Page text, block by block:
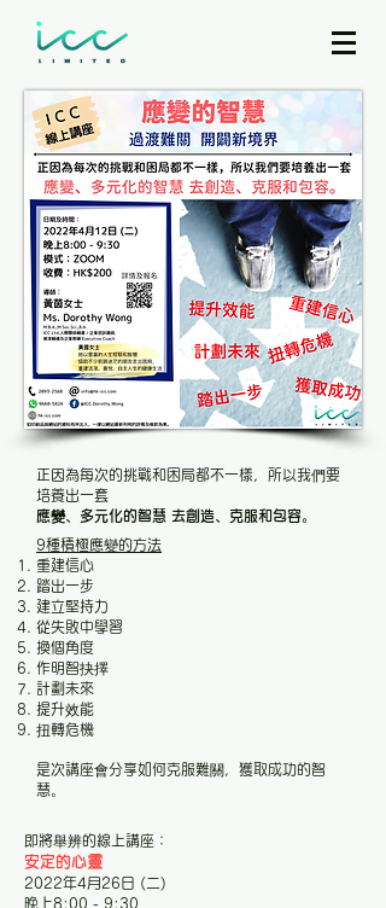
正因為每次的挑戰和困局都不一樣，所以我們要
培養出一套
應變、多元化的智慧 去創造、克服和包容。
9種積極應變的方法
重建信心
踏出一步
建立堅持力
從失敗中學習
換個角度
作明智抉擇
計劃未來
提升效能
​扭轉危機
是次講座會分享如何克服難關，獲取成功的智
慧。
即將舉辨的線上講座：
安定的心靈
2022年4月26日 (二)
晚上8:00 - 9:30